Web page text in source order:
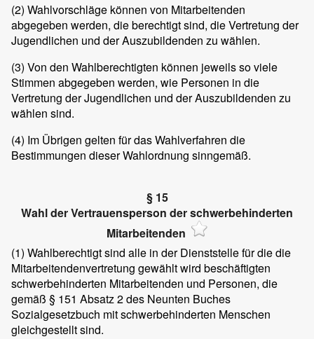
(2) Wahlvorschläge können von Mitarbeitenden
abgegeben werden, die berechtigt sind, die Vertretung der
Jugendlichen und der Auszubildenden zu wählen.
(3) Von den Wahlberechtigten können jeweils so viele
Stimmen abgegeben werden, wie Personen in die
Vertretung der Jugendlichen und der Auszubildenden zu
wählen sind.
(4) Im Übrigen gelten für das Wahlverfahren die
Bestimmungen dieser Wahlordnung sinngemäß.
§ 15
Wahl der Vertrauensperson der schwerbehinderten
Mitarbeitenden
(1) Wahlberechtigt sind alle in der Dienststelle für die die
Mitarbeitendenvertretung gewählt wird beschäftigten
schwerbehinderten Mitarbeitenden und Personen, die
gemäß § 151 Absatz 2 des Neunten Buches
Sozialgesetzbuch mit schwerbehinderten Menschen
gleichgestellt sind.